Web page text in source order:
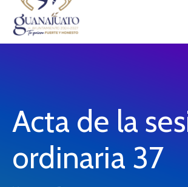
Trámites
Noticias
Pública
Biblioteca
Acta de la
ordinaria 37